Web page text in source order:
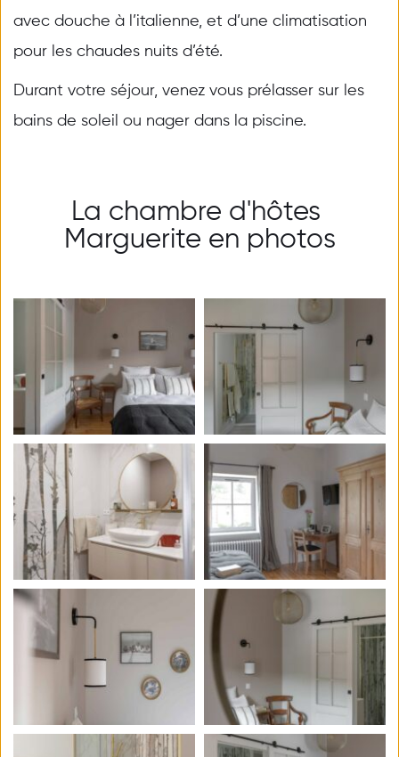
avec douche à l’italienne, et d’une climatisation
pour les chaudes nuits d’été.
Durant votre séjour, venez vous prélasser sur les
bains de soleil ou nager dans la piscine.
La chambre d'hôtes
Marguerite en photos